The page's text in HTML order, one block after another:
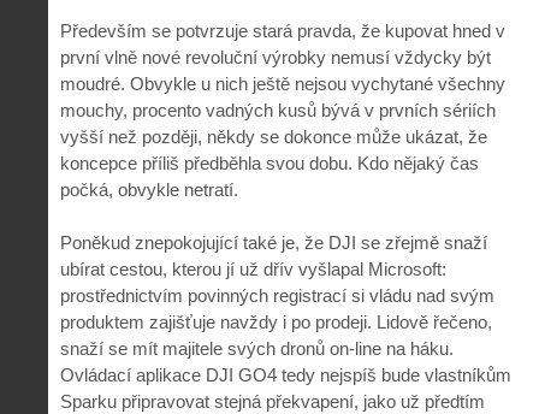
Především se potvrzuje stará pravda, že kupovat hned v
první vlně nové revoluční výrobky nemusí vždycky být
moudré. Obvykle u nich ještě nejsou vychytané všechny
mouchy, procento vadných kusů bývá v prvních sériích
vyšší než později, někdy se dokonce může ukázat, že
koncepce příliš předběhla svou dobu. Kdo nějaký čas
počká, obvykle netratí.
Poněkud znepokojující také je, že DJI se zřejmě snaží
ubírat cestou, kterou jí už dřív vyšlapal Microsoft:
prostřednictvím povinných registrací si vládu nad svým
produktem zajišťuje navždy i po prodeji. Lidově řečeno,
snaží se mít majitele svých dronů on-line na háku.
Ovládací aplikace DJI GO4 tedy nejspíš bude vlastníkům
Sparku připravovat stejná překvapení, jako už předtím